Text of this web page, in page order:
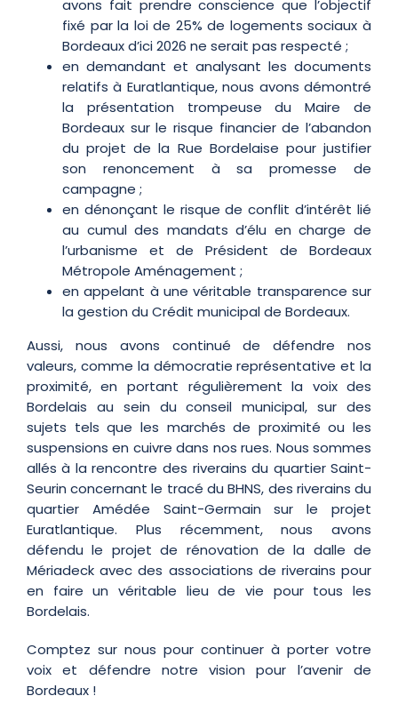
avons fait prendre conscience que l’objectif
fixé par la loi de 25% de logements sociaux à
Bordeaux d’ici 2026 ne serait pas respecté ;
en demandant et analysant les documents
relatifs à Euratlantique, nous avons démontré
la présentation trompeuse du Maire de
Bordeaux sur le risque financier de l’abandon
du projet de la Rue Bordelaise pour justifier
son renoncement à sa promesse de
campagne ;
en dénonçant le risque de conflit d’intérêt lié
au cumul des mandats d’élu en charge de
l’urbanisme et de Président de Bordeaux
Métropole Aménagement ;
en appelant à une véritable transparence sur
la gestion du Crédit municipal de Bordeaux.
Aussi, nous avons continué de défendre nos
valeurs, comme la démocratie représentative et la
proximité, en portant régulièrement la voix des
Bordelais au sein du conseil municipal, sur des
sujets tels que les marchés de proximité ou les
suspensions en cuivre dans nos rues. Nous sommes
allés à la rencontre des riverains du quartier Saint-
Seurin concernant le tracé du BHNS, des riverains du
quartier Amédée Saint-Germain sur le projet
Euratlantique. Plus récemment, nous avons
défendu le projet de rénovation de la dalle de
Mériadeck avec des associations de riverains pour
en faire un véritable lieu de vie pour tous les
Bordelais.
Comptez sur nous pour continuer à porter votre
voix et défendre notre vision pour l’avenir de
Bordeaux !